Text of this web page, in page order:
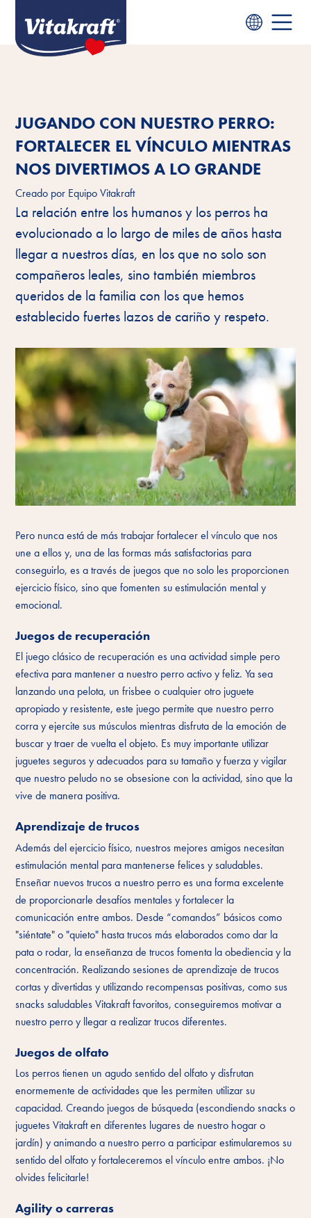
JUGANDO CON NUESTRO PERRO:
FORTALECER EL VÍNCULO MIENTRAS
NOS DIVERTIMOS A LO GRANDE
Creado por Equipo Vitakraft
La relación entre los humanos y los perros ha
evolucionado a lo largo de miles de años hasta
llegar a nuestros días, en los que no solo son
compañeros leales, sino también miembros
queridos de la familia con los que hemos
establecido fuertes lazos de cariño y respeto.
Pero nunca está de más trabajar fortalecer el vínculo que nos
une a ellos y, una de las formas más satisfactorias para
conseguirlo, es a través de juegos que no solo les proporcionen
ejercicio físico, sino que fomenten su estimulación mental y
emocional.
Juegos de recuperación
El juego clásico de recuperación es una actividad simple pero
efectiva para mantener a nuestro perro activo y feliz. Ya sea
lanzando una pelota, un frisbee o cualquier otro juguete
apropiado y resistente, este juego permite que nuestro perro
corra y ejercite sus músculos mientras disfruta de la emoción de
buscar y traer de vuelta el objeto. Es muy importante utilizar
juguetes seguros y adecuados para su tamaño y fuerza y vigilar
que nuestro peludo no se obsesione con la actividad, sino que la
vive de manera positiva.
Aprendizaje de trucos
Además del ejercicio físico, nuestros mejores amigos necesitan
estimulación mental para mantenerse felices y saludables.
Enseñar nuevos trucos a nuestro perro es una forma excelente
de proporcionarle desafíos mentales y fortalecer la
comunicación entre ambos. Desde “comandos” básicos como
"siéntate" o "quieto" hasta trucos más elaborados como dar la
pata o rodar, la enseñanza de trucos fomenta la obediencia y la
concentración. Realizando sesiones de aprendizaje de trucos
cortas y divertidas y utilizando recompensas positivas, como sus
snacks saludables Vitakraft favoritos, conseguiremos motivar a
nuestro perro y llegar a realizar trucos diferentes.
Juegos de olfato
Los perros tienen un agudo sentido del olfato y disfrutan
enormemente de actividades que les permiten utilizar su
capacidad. Creando juegos de búsqueda (escondiendo snacks o
juguetes Vitakraft en diferentes lugares de nuestro hogar o
jardín) y animando a nuestro perro a participar estimularemos su
sentido del olfato y fortaleceremos el vínculo entre ambos. ¡No
olvides felicitarle!
Agility o carreras